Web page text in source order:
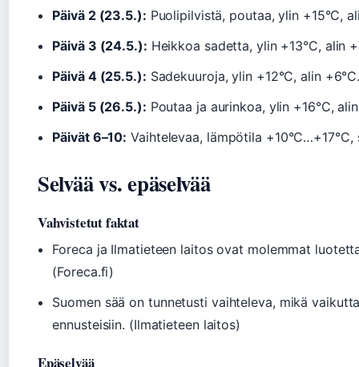
Päivä 2 (23.5.): Puolipilvistä, poutaa, ylin +15°C,
Päivä 3 (24.5.): Heikkoa sadetta, ylin +13°C, alin
Päivä 4 (25.5.): Sadekuuroja, ylin +12°C, alin
Päivä 5 (26.5.): Poutaa ja aurinkoa, ylin +16°C,
Päivät 6–10: Vaihtelevaa, lämpötila
Selvää vs. epäselvää
Vahvistetut faktat
Foreca ja Ilmatieteen laitos ovat molemmat
(Foreca.fi)
Suomen sää on tunnetusti vaihteleva, mikä
ennusteisiin. (Ilmatieteen laitos)
Epäselvää